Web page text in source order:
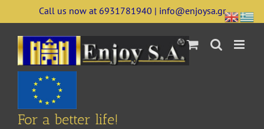
to
content
Call us now at 6931781940 | info@enjoysa.gr
For a better life!